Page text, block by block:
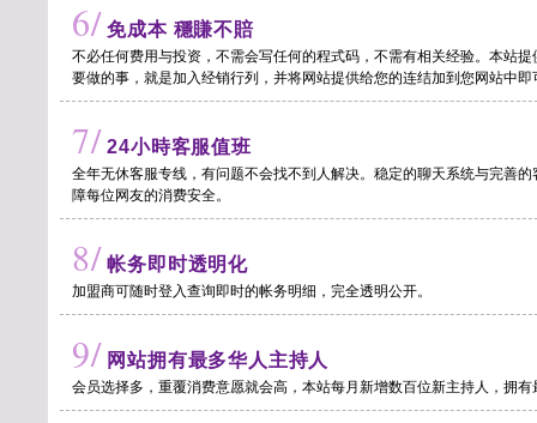
6/ 免成本 穩賺不賠
不必任何费用与投资，不需会写任何的程式码，不需有相关经验。本站
要做的事，就是加入经销行列，并将网站提供给您的连结加到您网站中即
7/ 24小時客服值班
全年无休客服专线，有问题不会找不到人解决。稳定的聊天系统与完善
障每位网友的消费安全。
8/ 帐务即时透明化
加盟商可随时登入查询即时的帐务明细，完全透明公开。
9/ 网站拥有最多华人主持人
会员选择多，重覆消费意愿就会高，本站每月新增数百位新主持人，拥